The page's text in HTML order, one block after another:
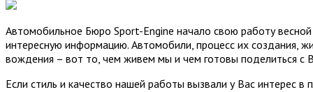
Автомобильное Бюро Sport-Engine начало свою работу
интересную информацию. Автомобили, процесс их создания,
вождения – вот то, чем живем мы и чем готовы поделиться с
Если стиль и качество нашей работы вызвали у Вас интерес в